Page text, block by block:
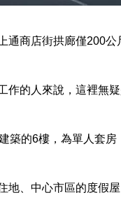
通商店街拱廊僅200
作的人來說，這裡無
築的6樓，為單人套房
地、中心市區的度假